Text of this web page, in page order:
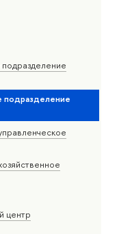
подразделение
центр